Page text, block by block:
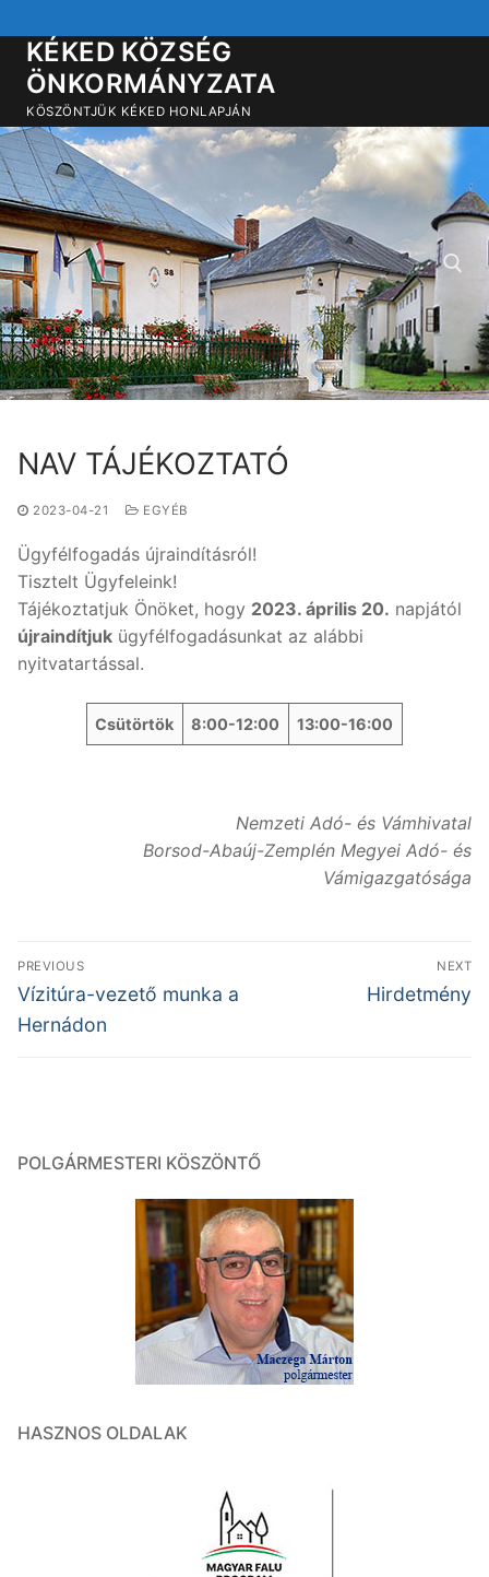
a
tartalomra
KÉKED KÖZSÉG
ÖNKORMÁNYZATA
KÖSZÖNTJÜK KÉKED HONLAPJÁN
Keresése:
NAV TÁJÉKOZTATÓ
2023-04-21 EGYÉB
Ügyfélfogadás újraindításról!
Tisztelt Ügyfeleink!
Tájékoztatjuk Önöket, hogy 2023. április 20. napjától
újraindítjuk ügyfélfogadásunkat az alábbi
nyitvatartással.
Csütörtök 8:00-12:00 13:00-16:00
Nemzeti Adó- és Vámhivatal
Borsod-Abaúj-Zemplén Megyei Adó- és
Vámigazgatósága
Bejegyzés
navigáció
PREVIOUS
Previous
post:
Vízitúra-vezető munka a
Hernádon
NEXT
Next
Hirdetmény
POLGÁRMESTERI KÖSZÖNTŐ
HASZNOS OLDALAK